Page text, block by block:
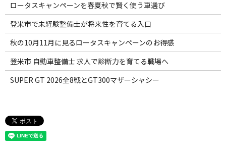
ロータスキャンペーンを春夏秋で賢く使う車選び
登米市で未経験整備士が将来性を育てる入口
秋の10月11月に見るロータスキャンペーンのお得感
登米市 自動車整備士 求人で診断力を育てる職場へ
SUPER GT 2026全8戦とGT300マザーシャシー